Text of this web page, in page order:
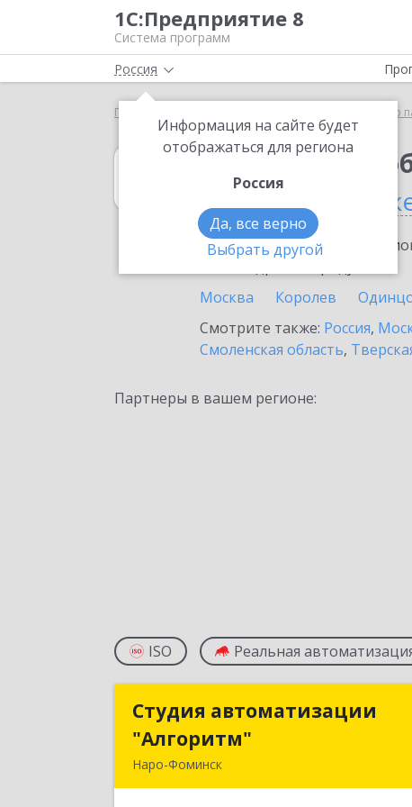
1С:Предприятие 8
Система программ
Россия
Информация на сайте будет
отображаться для региона
Россия
Да, все верно
Выбрать другой
Главная Выбор
в Наро-
Ознакомьтесь с
Москва
Королев
Смотрите также: Россия,
Смоленская область,
Партнеры в вашем регионе:
ISO Реальная
Студия автоматизации
"Алгоритм"
Наро-Фоминск
Студия автоматизации